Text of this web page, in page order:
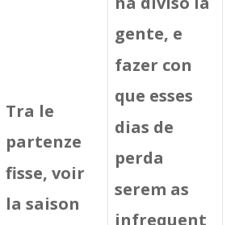
Tra le
partenze
fisse, voir
la saison
gente, e
fazer con
que esses
dias de
perda
serem as
infrequent